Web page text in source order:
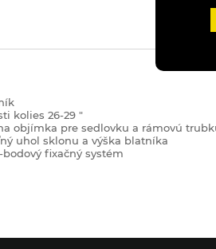
kolies 26-29 "
objímka pre sedlovku a rámovú
uhol sklonu a výška blatníka
fixačný systém